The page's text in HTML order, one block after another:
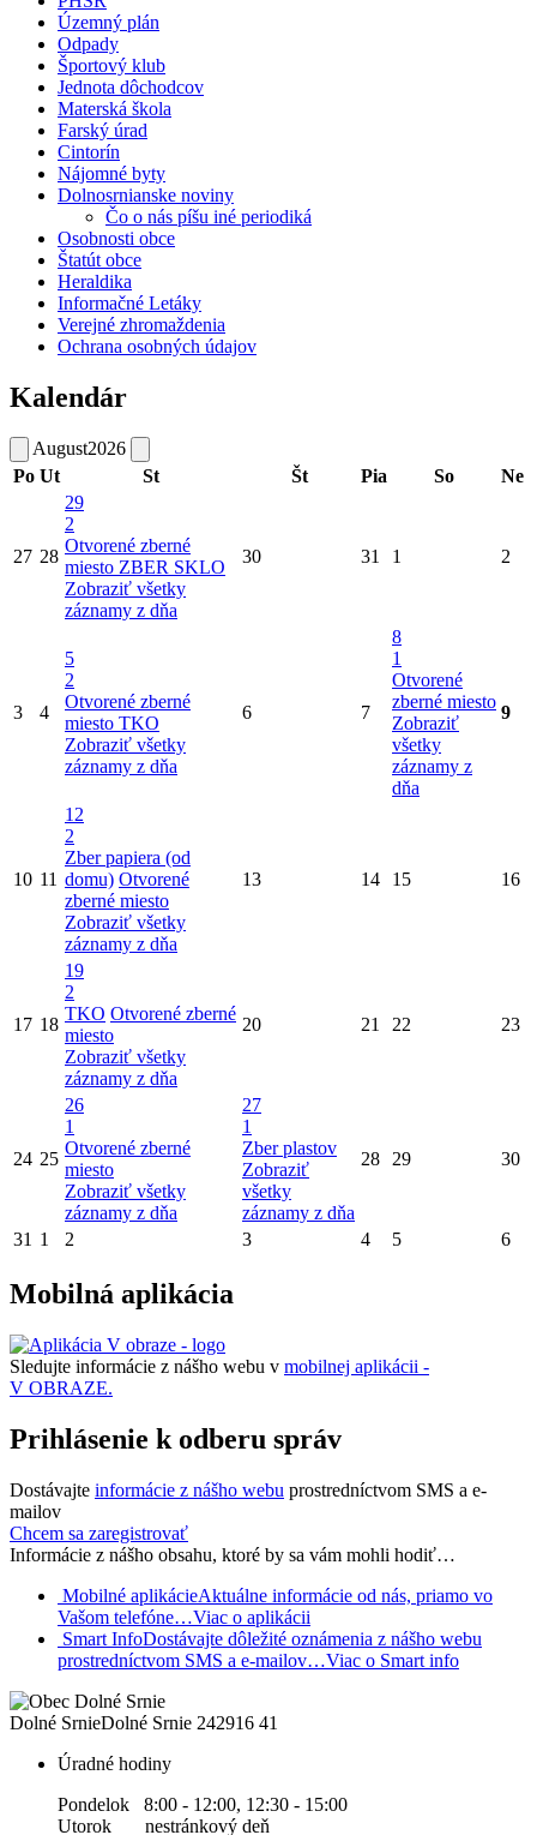
Územný plán
Odpady
Športový klub
Jednota dôchodcov
Materská škola
Farský úrad
Cintorín
Nájomné byty
Dolnosrnianske noviny
Čo o nás píšu iné periodiká
Osobnosti obce
Štatút obce
Heraldika
Informačné Letáky
Verejné zhromaždenia
Ochrana osobných údajov
Kalendár
August2026
Po Ut St Št Pia So Ne
27 28
29
2
Otvorené zberné
miesto ZBER SKLO
Zobraziť všetky
záznamy z dňa
30 31 1 2
3 4
5
2
Otvorené zberné
miesto TKO
Zobraziť všetky
záznamy z dňa
6 7
8
1
Otvorené
zberné miesto
Zobraziť
všetky
záznamy z
dňa
9
10 11
12
2
Zber papiera (od
domu) Otvorené
zberné miesto
Zobraziť všetky
záznamy z dňa
13 14 15 16
17 18
19
2
TKO Otvorené zberné
miesto
Zobraziť všetky
záznamy z dňa
20 21 22 23
24 25
26
1
Otvorené zberné
miesto
Zobraziť všetky
záznamy z dňa
27
1
Zber plastov
Zobraziť
všetky
záznamy z dňa
28 29 30
31 1 2 3 4 5 6
Mobilná aplikácia
Sledujte informácie z nášho webu v mobilnej aplikácii -
V OBRAZE.
Prihlásenie k odberu správ
Dostávajte informácie z nášho webu prostredníctvom SMS a e-
mailov
Chcem sa zaregistrovať
Informácie z nášho obsahu, ktoré by sa vám mohli hodiť…
Mobilné aplikácieAktuálne informácie od nás, priamo vo
Vašom telefóne…Viac o aplikácii
Smart InfoDostávajte dôležité oznámenia z nášho webu
prostredníctvom SMS a e-mailov…Viac o Smart info
Dolné SrnieDolné Srnie 242916 41
Úradné hodiny
Pondelok 8:00 - 12:00, 12:30 - 15:00
Utorok nestránkový deň